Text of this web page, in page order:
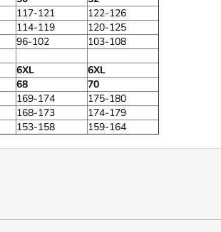
117-121
122-126
114-119
120-125
96-102 103-108
6XL
6XL
68
70
169-174
175-180
168-173
174-179
153-158 159-164